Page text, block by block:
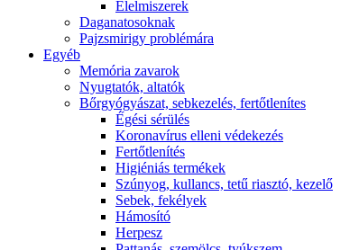
É́lelmiszerek
Daganatosoknak
Pajzsmirigy problémára
Egyéb
Memória zavarok
Nyugtatók, altatók
Bőrgyógyászat, sebkezelés, fertőtlenítes
É́gési sérülés
Koronavírus elleni védekezés
Fertőtlenítés
Higiéniás termékek
Szúnyog, kullancs, tetű riasztó, kezelő
Sebek, fekélyek
Hámosító
Herpesz